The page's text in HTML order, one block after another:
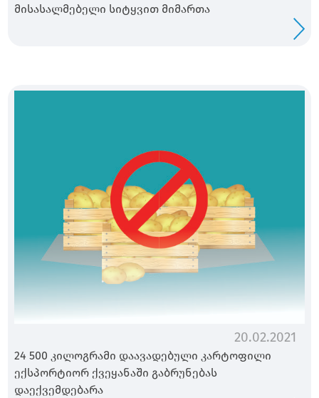
მისასალმებელი სიტყვით მიმართა
20.02.2021
24 500 კილოგრამი დაავადებული კარტოფილი
ექსპორტიორ ქვეყანაში გაბრუნებას
დაექვემდებარა